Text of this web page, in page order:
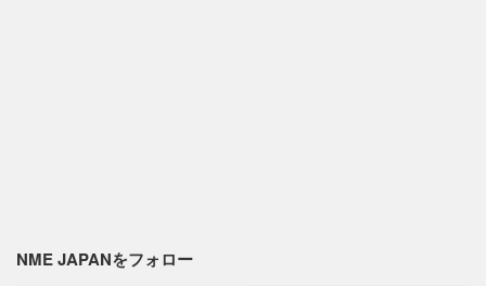
NME JAPANをフォロー